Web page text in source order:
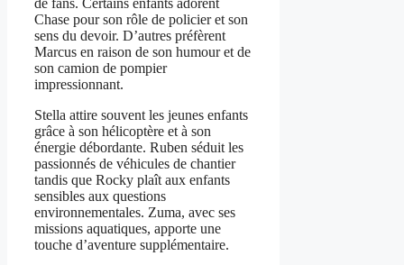
Chase pour son rôle de policier et son
sens du devoir. D’autres préfèrent
Marcus en raison de son humour et de
son camion de pompier
impressionnant.
Stella attire souvent les jeunes enfants
grâce à son hélicoptère et à son
énergie débordante. Ruben séduit les
passionnés de véhicules de chantier
tandis que Rocky plaît aux enfants
sensibles aux questions
environnementales. Zuma, avec ses
missions aquatiques, apporte une
touche d’aventure supplémentaire.